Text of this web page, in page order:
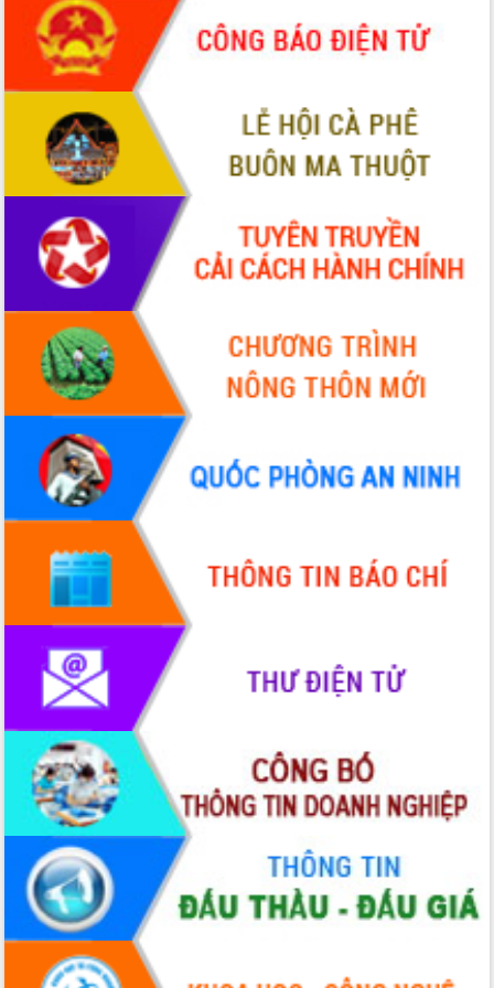
tiến đầu tư tỉnh
Ngành cá ngừ Đắk Lắk chủ động thích
ứng để giữ vững thị trường xuất khẩu
Diễn đàn Kinh tế tư nhân Việt Nam đột
phá cơ chế - Hợp tác công tư
Đề án 06 tạo bước ngoặt đột phá trong
cải cách hành chính tỉnh Đắk Lắk
Kết nối tour, đẩy mạnh chuyển đổi số
để phát triển du lịch Đắk Lắk
Khởi động Dự án Đầu tư xây dựng hạ
tầng kỹ thuật Cụm công nghiệp Tân
Tiến
Gặp mặt các cơ quan báo chí nhân Kỷ
niệm 101 năm Ngày Báo chí Cách
mạng Việt Nam
Đắk Lắk sơ kết 4 năm triển khai thực
hiện Đề án 06 của Chính phủ
Họp báo thông tin về Hội nghị Công bố
Quy hoạch và Xúc tiến đầu tư tỉnh Đắk
Lắk
Khơi thông điểm nghẽn, đẩy nhanh
giải ngân vốn khắc phục thiên tai
HĐND tỉnh thông qua điều chỉnh Quy
hoạch tỉnh thời kỳ 2021-2030
Hội thảo góp ý hồ sơ điều chỉnh quy
hoạch tỉnh Đắk Lắk thời kỳ 2021-2030,
Nâng cao hiệu quả hoạt động của các
doanh nghiệp nhà nước
Hội nghị triển khai kết nối mạng
truyền số liệu chuyên dùng phục vụ cơ
quan Đảng, Nhà nước
Lễ phát động chuỗi hoạt động chung
tay làm sạch môi trường
Xã Ea Kar bước chuyển mình trong
công tác cải cách hành chính mô hình
mới
UBND tỉnh họp báo định kỳ tháng 4
năm 2026
Hội thảo khoa học “Giải pháp thúc đẩy
phát triển nền kinh tế xanh tại tỉnh